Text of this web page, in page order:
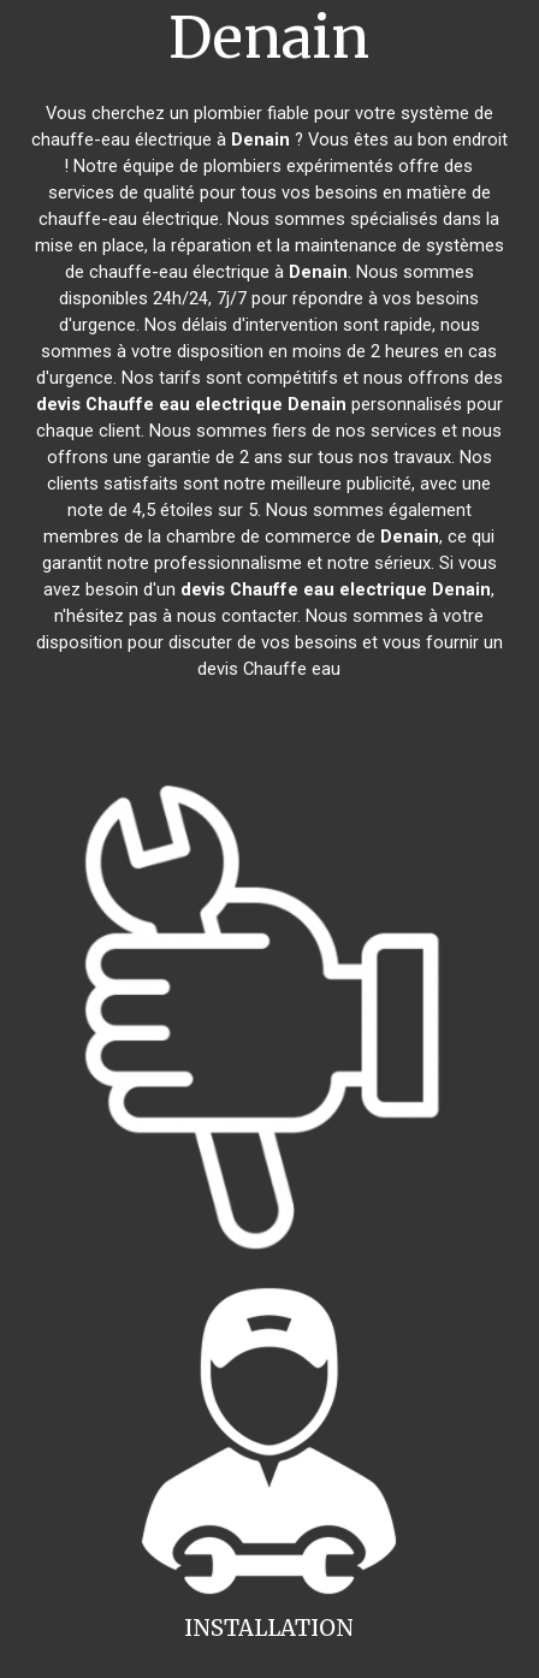
Denain
Vous cherchez un plombier fiable pour votre système de
chauffe-eau électrique à Denain ? Vous êtes au bon endroit
! Notre équipe de plombiers expérimentés offre des
services de qualité pour tous vos besoins en matière de
chauffe-eau électrique. Nous sommes spécialisés dans la
mise en place, la réparation et la maintenance de systèmes
de chauffe-eau électrique à Denain. Nous sommes
disponibles 24h/24, 7j/7 pour répondre à vos besoins
d'urgence. Nos délais d'intervention sont rapide, nous
sommes à votre disposition en moins de 2 heures en cas
d'urgence. Nos tarifs sont compétitifs et nous offrons des
devis Chauffe eau electrique Denain personnalisés pour
chaque client. Nous sommes fiers de nos services et nous
offrons une garantie de 2 ans sur tous nos travaux. Nos
clients satisfaits sont notre meilleure publicité, avec une
note de 4,5 étoiles sur 5. Nous sommes également
membres de la chambre de commerce de Denain, ce qui
garantit notre professionnalisme et notre sérieux. Si vous
avez besoin d'un devis Chauffe eau electrique Denain,
n'hésitez pas à nous contacter. Nous sommes à votre
disposition pour discuter de vos besoins et vous fournir un
devis Chauffe eau
INSTALLATION